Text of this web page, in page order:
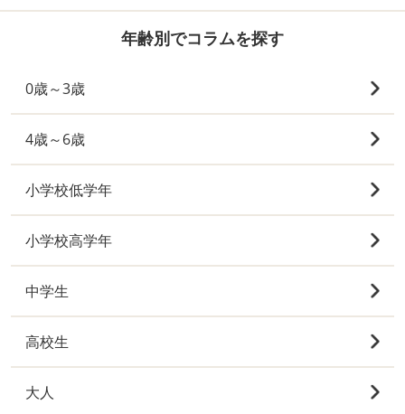
年齢別でコラムを探す
0歳～3歳
4歳～6歳
小学校低学年
小学校高学年
中学生
高校生
大人